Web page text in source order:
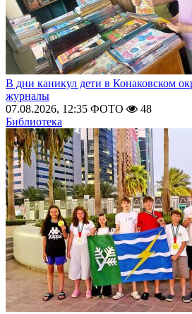
В дни каникул дети в Конаковском
журналы
07.08.2026, 12:35 ФОТО
48
Библиотека